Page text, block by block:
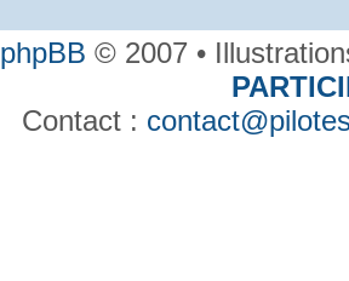
phpBB © 2007 •
Contact :